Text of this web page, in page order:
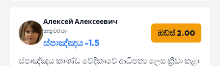
Алексей Алексеевич
කතුවරයා
ස්පාඤ්ඤය -1.5
ඔඩ්ස් 2.00
ස්පාඤ්ඤය කාණ්ඩ වේදිකාවේ ආධිපත්‍ය ලෙස ක්‍රීඩා කළා